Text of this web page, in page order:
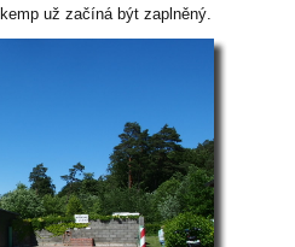
už začíná být zaplněný.